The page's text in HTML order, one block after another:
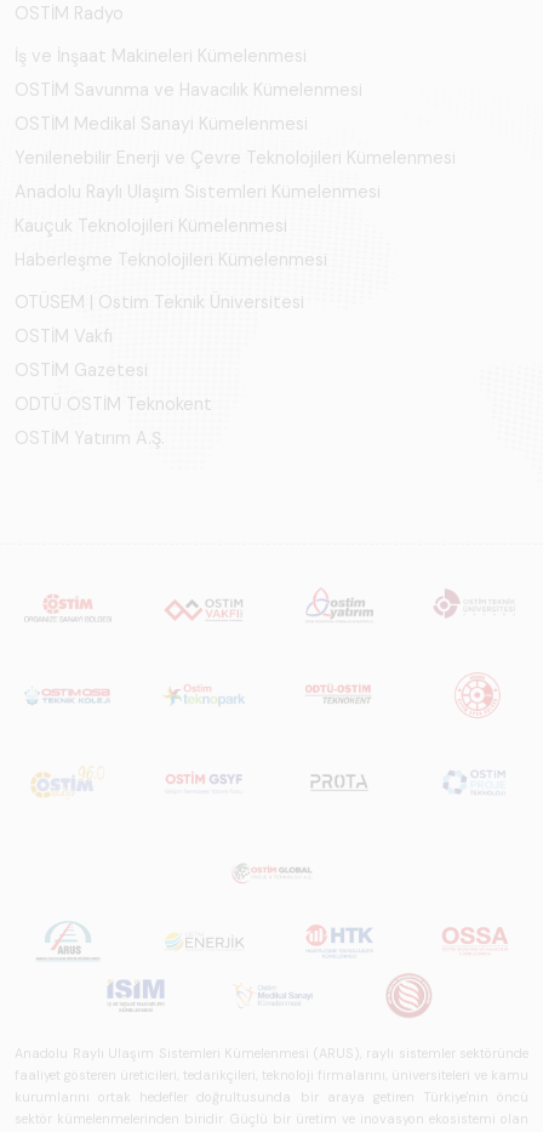
OSTİM Radyo
İş ve İnşaat Makineleri Kümelenmesi
OSTİM Savunma ve Havacılık Kümelenmesi
OSTİM Medikal Sanayi Kümelenmesi
Yenilenebilir Enerji ve Çevre Teknolojileri Kümelenmesi
Anadolu Raylı Ulaşım Sistemleri Kümelenmesi
Kauçuk Teknolojileri Kümelenmesi
Haberleşme Teknolojileri Kümelenmesi
OTÜSEM | Ostim Teknik Üniversitesi
OSTİM Vakfı
OSTİM Gazetesi
ODTÜ OSTİM Teknokent
OSTİM Yatırım A.Ş.
Anadolu Raylı Ulaşım Sistemleri Kümelenmesi (ARUS), raylı sistemler sektöründe
faaliyet gösteren üreticileri, tedarikçileri, teknoloji firmalarını, üniversiteleri ve kamu
kurumlarını ortak hedefler doğrultusunda bir araya getiren Türkiye'nin öncü
sektör kümelenmelerinden biridir. Güçlü bir üretim ve inovasyon ekosistemi olan